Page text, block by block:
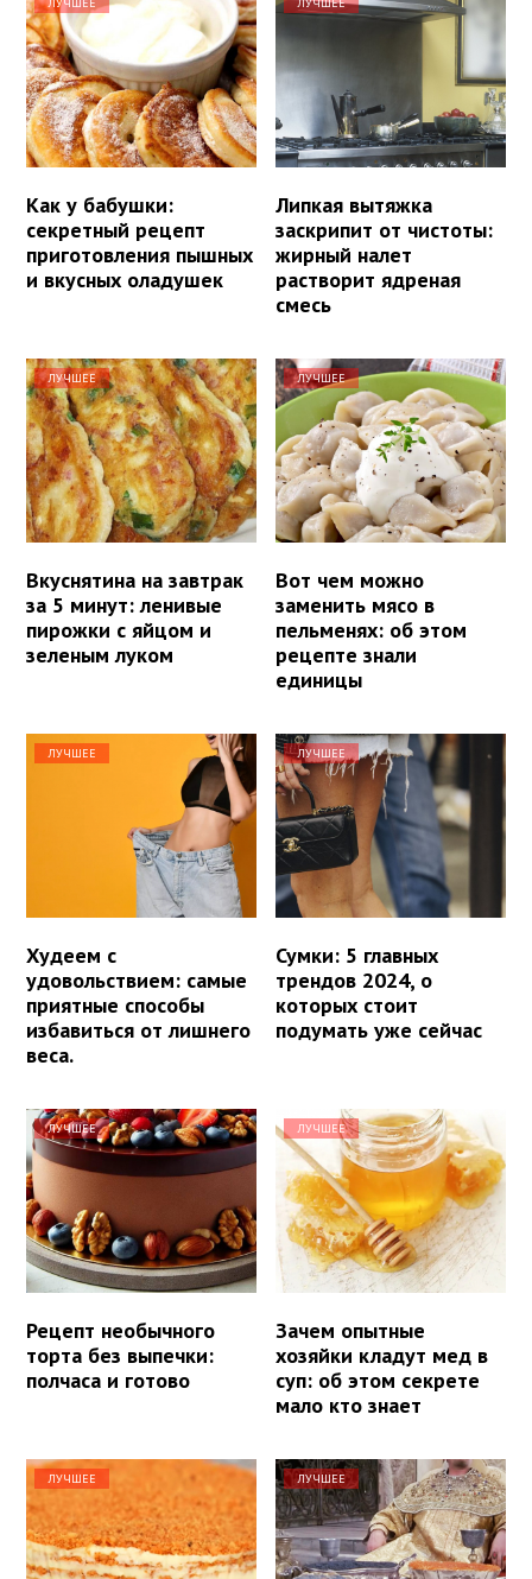
Как у бабушки:
секретный рецепт
приготовления пышных
и вкусных оладушек
Липкая вытяжка
заскрипит от чистоты:
жирный налет
растворит ядреная
смесь
ЛУЧШЕЕ
Вкуснятина на завтрак
за 5 минут: ленивые
пирожки с яйцом и
зеленым луком
ЛУЧШЕЕ
Вот чем можно
заменить мясо в
пельменях: об этом
рецепте знали
единицы
ЛУЧШЕЕ
Худеем с
удовольствием: самые
приятные способы
избавиться от лишнего
веса.
ЛУЧШЕЕ
Сумки: 5 главных
трендов 2024, о
которых стоит
подумать уже сейчас
ЛУЧШЕЕ
Рецепт необычного
торта без выпечки:
полчаса и готово
ЛУЧШЕЕ
Зачем опытные
хозяйки кладут мед в
суп: об этом секрете
мало кто знает
ЛУЧШЕЕ ЛУЧШЕЕ